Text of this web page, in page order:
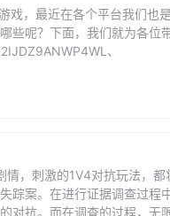
戏，最近在各个平台我们也
些呢？下面，我们就为各位
、
，刺激的1V4对抗玩法，
踪案。在进行证据调查过程
对抗。而在调查的过程，无